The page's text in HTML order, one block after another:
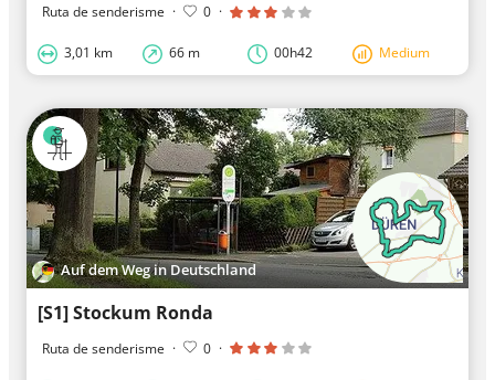
Ruta de senderisme · 0 ·
3,01 km 66 m 00h42 Medium
Auf dem Weg in Deutschland
[S1] Stockum Ronda
Ruta de senderisme · 0 ·